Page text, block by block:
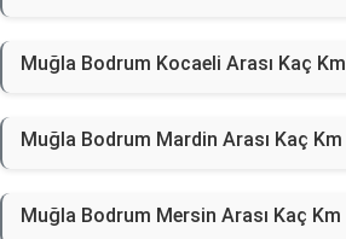
Muğla Bodrum Kocaeli Arası Kaç Km
Muğla Bodrum Mardin Arası Kaç Km
Muğla Bodrum Mersin Arası Kaç Km